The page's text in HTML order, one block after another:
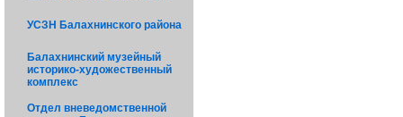
УСЗН Балахнинского района
Балахнинский музейный
историко-художественный
комплекс
Отдел вневедомственной